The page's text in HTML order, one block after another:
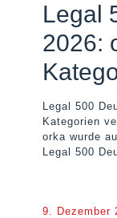
Legal
2026:
Legal 500
Kategorien
orka wurde
Legal 500
9. Dezember